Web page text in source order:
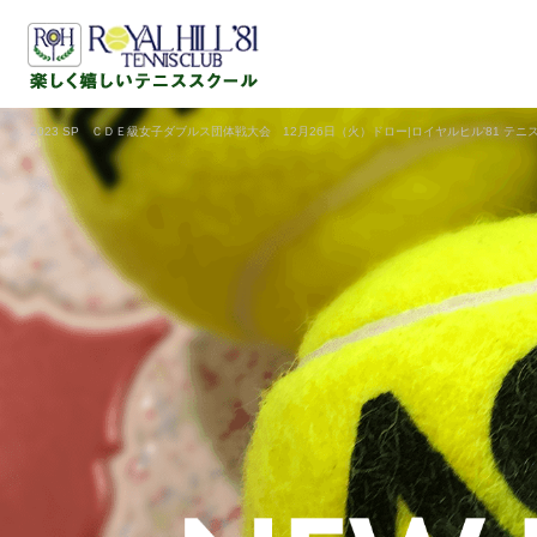
2023 SP ＣＤＥ級女子ダブルス団体戦大会 12月26日（火）ドロー|ロイヤルヒル'81 テニ